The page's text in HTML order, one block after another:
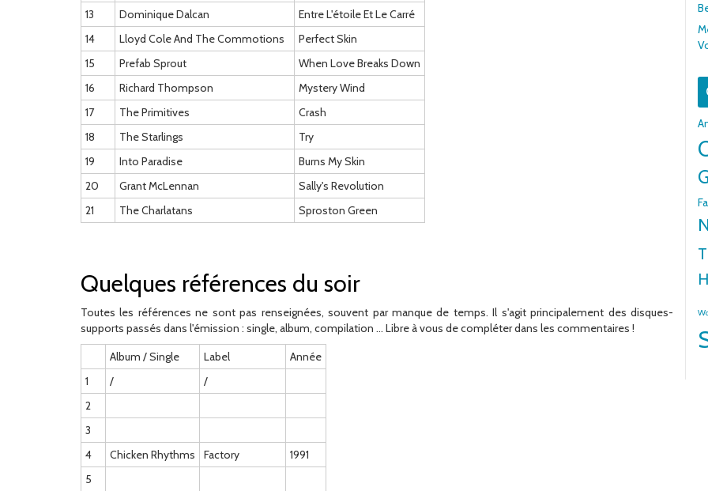
13
Dominique Dalcan
Entre L'étoile Et Le Carré
14
Lloyd Cole And The Commotions
Perfect Skin
15
Prefab Sprout
When Love Breaks Down
16
Richard Thompson
Mystery Wind
17
The Primitives
Crash
18
The Starlings
Try
19
Into Paradise
Burns My Skin
20
Grant McLennan
Sally's Revolution
21
The Charlatans Sproston Green
Quelques références du soir
Toutes les références ne sont pas renseignées, souvent par manque de temps. Il s'agit principalement des disques-
supports passés dans l'émission : single, album, compilation ... Libre à vous de compléter dans les commentaires !
Album / Single
Label
Année
1
/
/
2
3
4
Chicken Rhythms Factory
1991
5